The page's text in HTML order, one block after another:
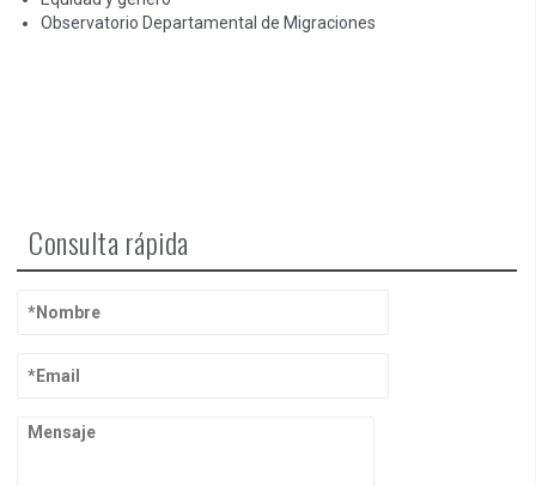
Observatorio Departamental de Migraciones
Consulta rápida